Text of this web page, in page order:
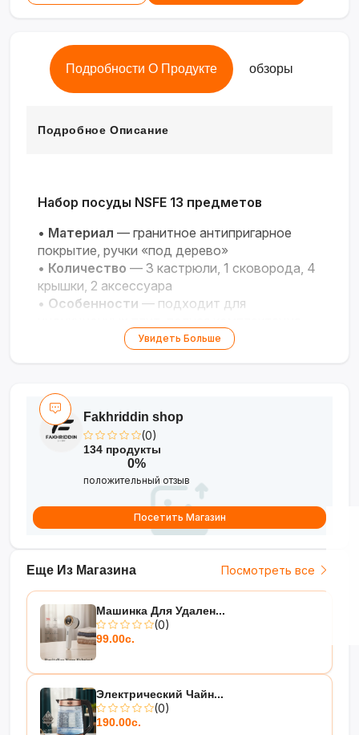
Подробности О Продукте обзоры
Подробное Описание
Набор посуды NSFE 13 предметов
• Материал — гранитное антипригарное
покрытие, ручки «под дерево»
• Количество — 3 кастрюли, 1 сковорода, 4
крышки, 2 аксессуара
• Особенности — подходит для
Полный комплект для здорового и
Увидеть Больше
Еще Из Магазина Посмотреть все
Машинка Для Удален...
(0)
99.00с.
Электрический Чайн...
(0)
190.00с.
Fakhriddin shop
(0)
134 продукты
0%
положительный отзыв
Посетить Магазин